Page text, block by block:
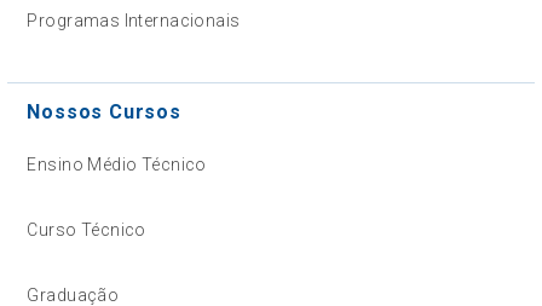
Programas Internacionais
Nossos Cursos
Ensino Médio Técnico
Curso Técnico
Graduação